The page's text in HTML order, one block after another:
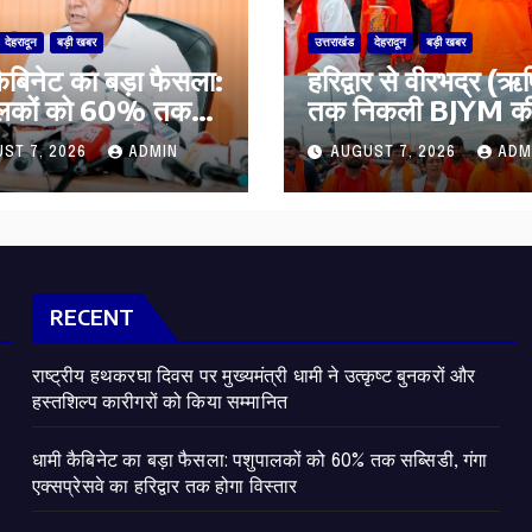
देहरादून बड़ी खबर
का बड़ा फैसला:
को 60% तक
गंगा एक्सप्रेसवे का
तक होगा विस्तार
7, 2026 ADMIN
उत्तराखंड देहरादून बड़ी खबर
​हरिद्वार से वीरभद्र
तक निकली BJYM
कांवड़ यात्रा; तेजस्वी
की देश व
कल्याण की कामना
AUGUST 7, 2026
RECENT
राष्ट्रीय हथकरघा दिवस पर मुख्यमंत्री धामी ने उत्कृष्ट बुनकरों और
हस्तशिल्प कारीगरों को किया सम्मानित
​धामी कैबिनेट का बड़ा फैसला: पशुपालकों को 60% तक सब्सिडी, गंगा
एक्सप्रेसवे का हरिद्वार तक होगा विस्तार